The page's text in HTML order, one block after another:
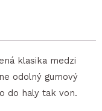
klasika medzi
odolný gumový
do haly tak von.